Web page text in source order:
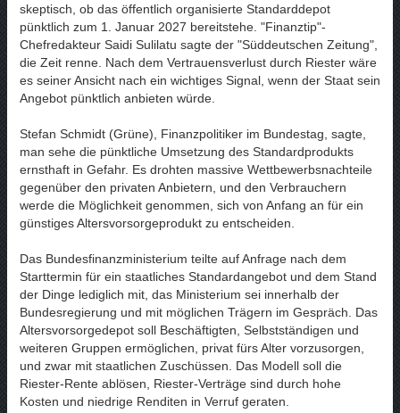
skeptisch, ob das öffentlich organisierte Standarddepot
pünktlich zum 1. Januar 2027 bereitstehe. "Finanztip"-
Chefredakteur Saidi Sulilatu sagte der "Süddeutschen Zeitung",
die Zeit renne. Nach dem Vertrauensverlust durch Riester wäre
es seiner Ansicht nach ein wichtiges Signal, wenn der Staat sein
Angebot pünktlich anbieten würde.
Stefan Schmidt (Grüne), Finanzpolitiker im Bundestag, sagte,
man sehe die pünktliche Umsetzung des Standardprodukts
ernsthaft in Gefahr. Es drohten massive Wettbewerbsnachteile
gegenüber den privaten Anbietern, und den Verbrauchern
werde die Möglichkeit genommen, sich von Anfang an für ein
günstiges Altersvorsorgeprodukt zu entscheiden.
Das Bundesfinanzministerium teilte auf Anfrage nach dem
Starttermin für ein staatliches Standardangebot und dem Stand
der Dinge lediglich mit, das Ministerium sei innerhalb der
Bundesregierung und mit möglichen Trägern im Gespräch. Das
Altersvorsorgedepot soll Beschäftigten, Selbstständigen und
weiteren Gruppen ermöglichen, privat fürs Alter vorzusorgen,
und zwar mit staatlichen Zuschüssen. Das Modell soll die
Riester-Rente ablösen, Riester-Verträge sind durch hohe
Kosten und niedrige Renditen in Verruf geraten.